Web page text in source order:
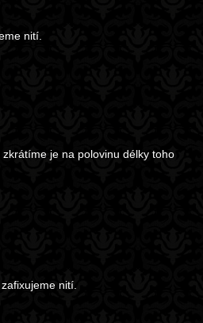
nití.
je na polovinu délky toho
nití.